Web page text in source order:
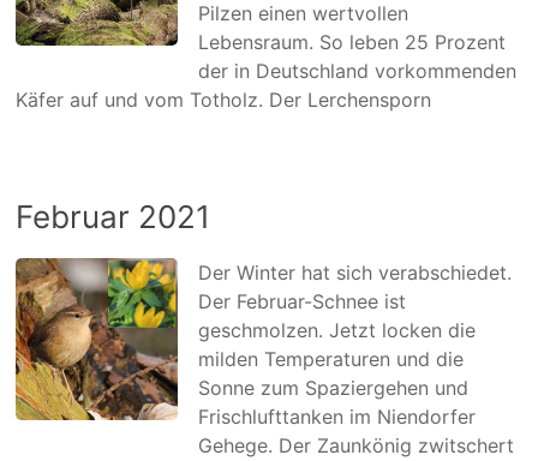
Pilzen einen wertvollen
Lebensraum. So leben 25 Prozent
der in Deutschland vorkommenden
Käfer auf und vom Totholz. Der Lerchensporn
Februar 2021
Der Winter hat sich verabschiedet.
Der Februar-Schnee ist
geschmolzen. Jetzt locken die
milden Temperaturen und die
Sonne zum Spaziergehen und
Frischlufttanken im Niendorfer
Gehege. Der Zaunkönig zwitschert